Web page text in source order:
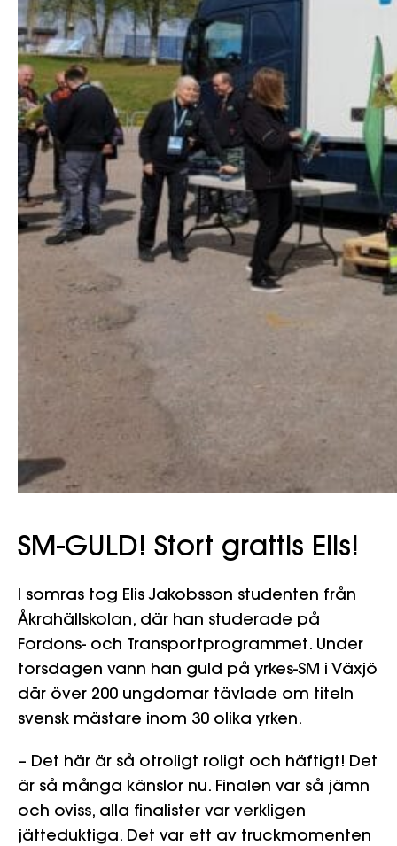
SM-GULD! Stort grattis Elis!
I somras tog Elis Jakobsson studenten från
Åkrahällskolan, där han studerade på
Fordons- och Transportprogrammet. Under
torsdagen vann han guld på yrkes-SM i Växjö
där över 200 ungdomar tävlade om titeln
svensk mästare inom 30 olika yrken.
– Det här är så otroligt roligt och häftigt! Det
är så många känslor nu. Finalen var så jämn
och oviss, alla finalister var verkligen
jätteduktiga. Det var ett av truckmomenten